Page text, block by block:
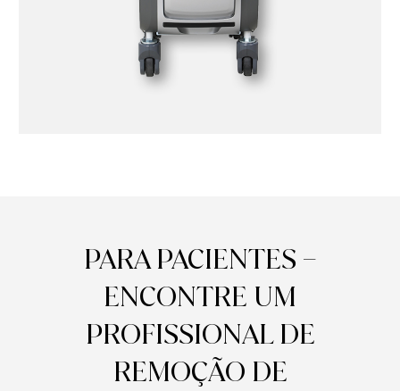
PARA PACIENTES –
ENCONTRE UM
PROFISSIONAL DE
REMOÇÃO DE